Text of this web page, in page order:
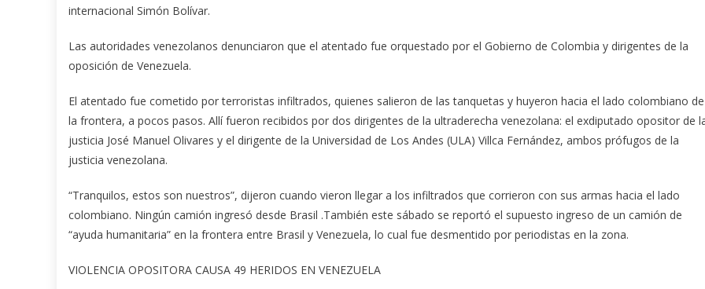
internacional Simón Bolívar.
Las autoridades venezolanos denunciaron que el atentado fue orquestado por el Gobierno de Colombia y dirigentes de la
oposición de Venezuela.
El atentado fue cometido por terroristas infiltrados, quienes salieron de las tanquetas y huyeron hacia el lado colombiano de
la frontera, a pocos pasos. Allí fueron recibidos por dos dirigentes de la ultraderecha venezolana: el exdiputado opositor de
justicia José Manuel Olivares y el dirigente de la Universidad de Los Andes (ULA) Villca Fernández, ambos prófugos de la
justicia venezolana.
“Tranquilos, estos son nuestros”, dijeron cuando vieron llegar a los infiltrados que corrieron con sus armas hacia el lado
colombiano. Ningún camión ingresó desde Brasil .También este sábado se reportó el supuesto ingreso de un camión de
“ayuda humanitaria” en la frontera entre Brasil y Venezuela, lo cual fue desmentido por periodistas en la zona.
VIOLENCIA OPOSITORA CAUSA 49 HERIDOS EN VENEZUELA